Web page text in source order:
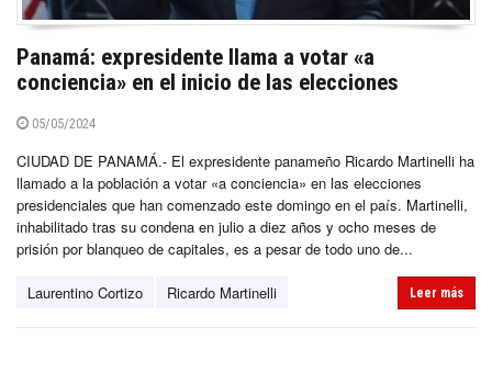
Panamá: expresidente llama a votar «a
conciencia» en el inicio de las elecciones
05/05/2024
CIUDAD DE PANAMÁ.- El expresidente panameño Ricardo Martinelli ha
llamado a la población a votar «a conciencia» en las elecciones
presidenciales que han comenzado este domingo en el país. Martinelli,
inhabilitado tras su condena en julio a diez años y ocho meses de
prisión por blanqueo de capitales, es a pesar de todo uno de...
Laurentino Cortizo Ricardo Martinelli Leer más